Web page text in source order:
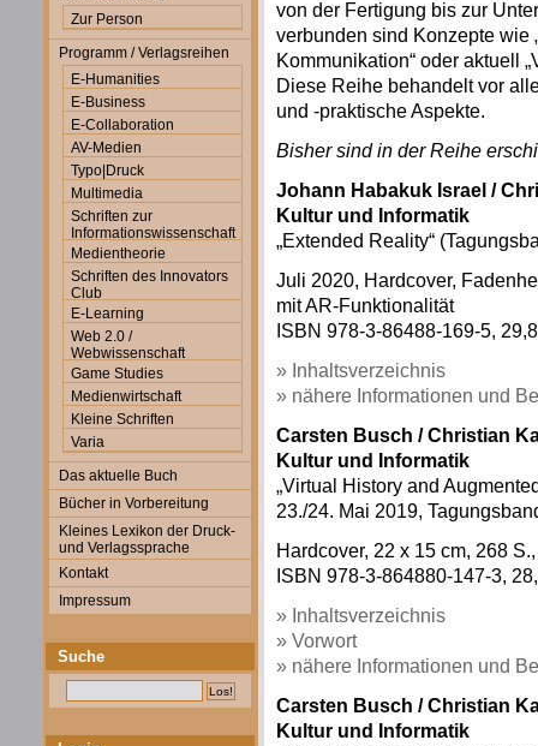
Zur Person
Programm / Verlagsreihen
E-Humanities
E-Business
E-Collaboration
AV-Medien
Typo|Druck
Multimedia
Schriften zur
Informationswissenschaft
Medientheorie
Schriften des Innovators
Club
E-Learning
Web 2.0 /
Webwissenschaft
Game Studies
Medienwirtschaft
Kleine Schriften
Varia
Das aktuelle Buch
Bücher in Vorbereitung
Kleines Lexikon der Druck-
und Verlagssprache
Kontakt
Impressum
Suche
von der Fertigung bis zur
verbunden sind Konzepte wie
Kommunikation“ oder aktuell
Diese Reihe behandelt vor
und -praktische Aspekte.
Bisher sind in der Reihe
Johann Habakuk Israel /
Kultur und Informatik
„Extended Reality“
Juli 2020, Hardcover,
mit AR-Funktionalität
ISBN 978-3-86488-169-5,
» Inhaltsverzeichnis
» nähere Informationen und
Carsten Busch / Christian
Kultur und Informatik
„Virtual History and
23./24. Mai 2019,
Hardcover, 22 x 15 cm, 268
ISBN 978-3-864880-147-3,
» Inhaltsverzeichnis
» Vorwort
» nähere Informationen und
Carsten Busch / Christian
Kultur und Informatik